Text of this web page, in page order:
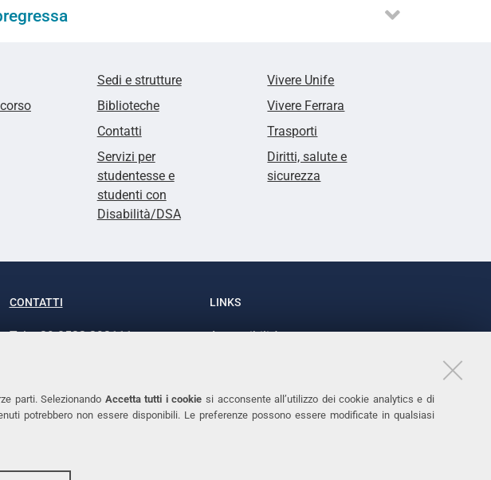
parti. Selezionando Accetta tutti i cookie si acconsente all’utilizzo dei cookie analytics e di
potrebbero non essere disponibili. Le preferenze possono essere modificate in qualsiasi
Sedi e strutture
Biblioteche
Contatti
Servizi per
studentesse e
studenti con
Disabilità/DSA
Vivere Unife
Vivere Ferrara
Trasporti
Diritti, salute e
sicurezza
CONTATTI
Tel. +39 0532 293111
LINKS
Accessibilità
Cookies